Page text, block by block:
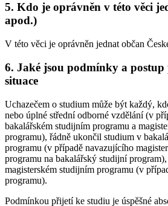
5. Kdo je oprávněn v této věci
apod.)
V této věci je oprávněn jednat občan
6. Jaké jsou podmínky a postup
situace
Uchazečem o studium může být každý,
nebo úplné střední odborné vzdělání (v
bakalářském studijním programu a
programu), řádně ukončil studium v
programu (v případě navazujícího
programu na bakalářský studijní
magisterském studijním programu (v
programu).
Podmínkou přijetí ke studiu je úspěšné